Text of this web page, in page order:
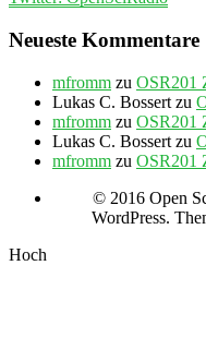
Neueste Kommentare
mfromm zu OSR201
Lukas C. Bossert zu
mfromm zu OSR201
Lukas C. Bossert zu
mfromm zu OSR201
© 2016 Open
WordPress.
Hoch